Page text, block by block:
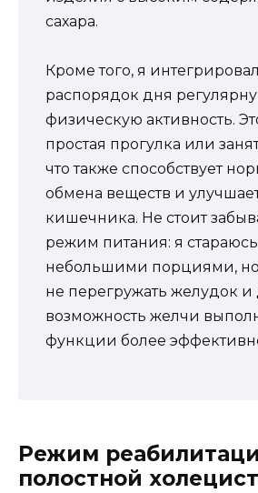
сахара.
Кроме того, я
распорядок дня
физическую активность.
простая прогулка или
что также способствует
обмена веществ и
кишечника. Не стоит
режим питания: я стараюсь
небольшими порциями, но
не перегружать желудок и
возможность желчи
функции более
Режим
полостной